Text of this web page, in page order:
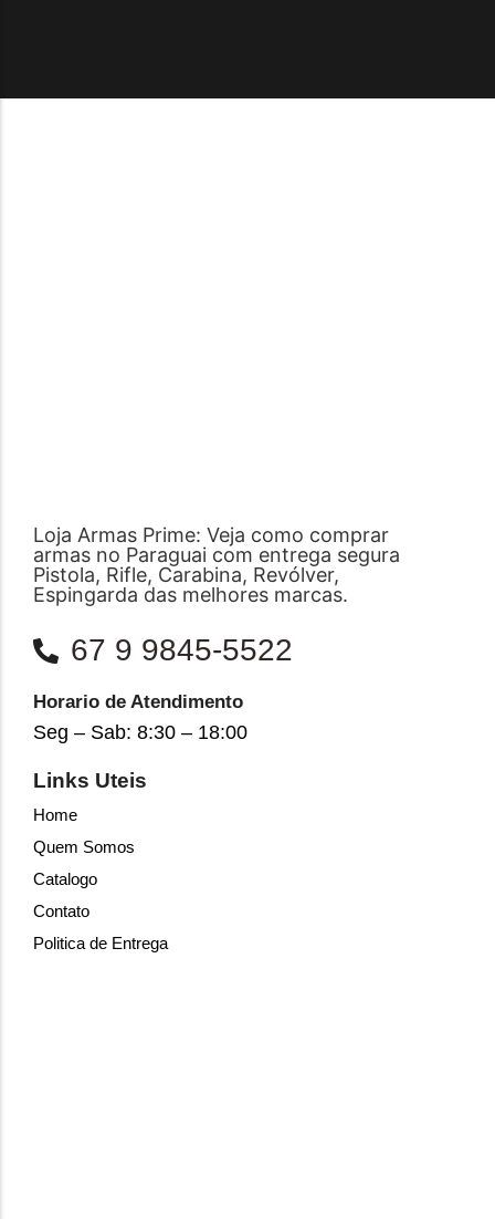
Loja Armas Prime: Veja como comprar
armas no Paraguai com entrega segura
Pistola, Rifle, Carabina, Revólver,
Espingarda das melhores marcas.
67 9 9845-5522
Horario de Atendimento
Seg – Sab: 8:30 – 18:00
Links Uteis
Home
Quem Somos
Catalogo
Contato
Politica de Entrega